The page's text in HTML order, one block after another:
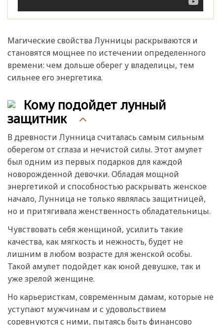
Магические свойства Лунницы раскрываются и
становятся мощнее по истечении определенного
времени: чем дольше оберег у владелицы, тем
сильнее его энергетика.
Кому подойдет лунный
защитник
В древности Лунница считалась самым сильным
оберегом от сглаза и нечистой силы. Этот амулет
был одним из первых подарков для каждой
новорожденной девочки. Обладая мощной
энергетикой и способностью раскрывать женское
начало, Лунница не только являлась защитницей,
но и притягивала женственность обладательницы.
Чувствовать себя женщиной, усилить такие
качества, как мягкость и нежность, будет не
лишним в любом возрасте для женской особы.
Такой амулет подойдет как юной девушке, так и
уже зрелой женщине.
Но карьеристкам, современным дамам, которые не
уступают мужчинам и с удовольствием
соревнуются с ними, пытаясь быть финансово